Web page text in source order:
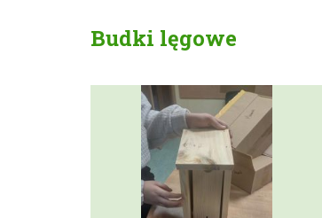
Budki lęgowe